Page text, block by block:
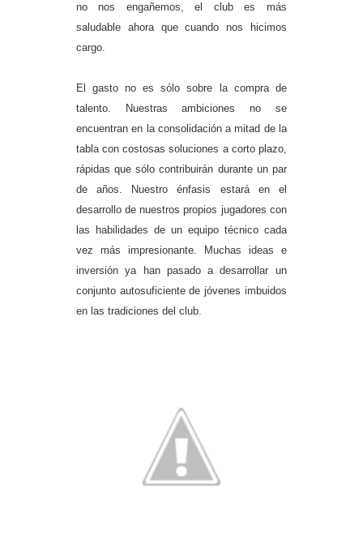
no nos engañemos, el club es más
saludable ahora que cuando nos hicimos
cargo.
El gasto no es sólo sobre la compra de
talento. Nuestras ambiciones no se
encuentran en la consolidación a mitad de la
tabla con costosas soluciones a corto plazo,
rápidas que sólo contribuirán durante un par
de años. Nuestro énfasis estará en el
desarrollo de nuestros propios jugadores con
las habilidades de un equipo técnico cada
vez más impresionante. Muchas ideas e
inversión ya han pasado a desarrollar un
conjunto autosuficiente de jóvenes imbuidos
en las tradiciones del club.